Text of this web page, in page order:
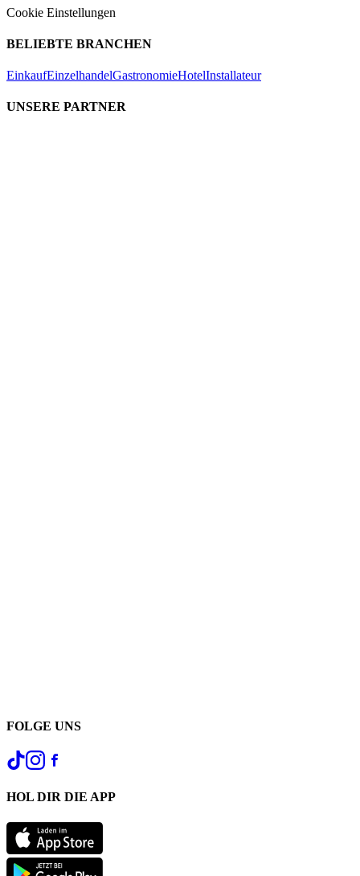
Cookie Einstellungen
BELIEBTE BRANCHEN
EinkaufEinzelhandelGastronomieHotelInstallateur
UNSERE PARTNER
FOLGE UNS
HOL DIR DIE APP